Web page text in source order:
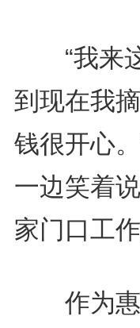
“我来这
到现在我
钱很开心
一边笑着
家门口工
作为惠